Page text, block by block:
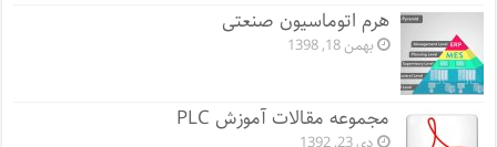
هرم اتوماسیون صنعتی
بهمن 18, 1398
مجموعه مقالات آموزش PLC